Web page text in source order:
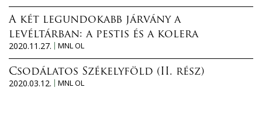
A két legundokabb járvány a
levéltárban: a pestis és a kolera
2020.11.27.
MNL OL
Csodálatos Székelyföld (II. rész)
2020.03.12.
MNL OL